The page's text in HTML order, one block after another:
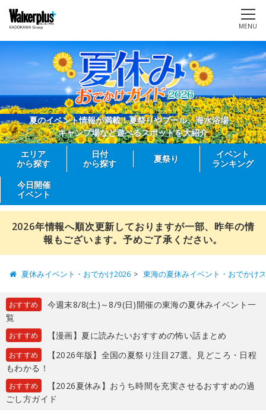
MENU
夏のイベント情報が満載！夏祭りやプール、海水浴場、
キャンプ場など遊べるスポットを大紹介
エリア
から探す
日付
から探す
夏祭り
イベント
ランキング
今日開催
イベント
2026年情報へ順次更新しておりますが一部、昨年の情
報もございます。予めご了承ください。
夏休みイベント・おでかけ2026 東海の夏休みイベント・おでかけ
おすすめ
今週末8/8(土)～8/9(日)開催の東海の夏休みイベント一
覧
おすすめ 【漫画】夏に読みたいおすすめの怖い話まとめ
おすすめ
【2026年版】全国の夏祭り注目27選。見どころ・日程
もわかる！
おすすめ
【2026夏休み】おうち時間を充実させるおすすめの過
ごし方ガイド